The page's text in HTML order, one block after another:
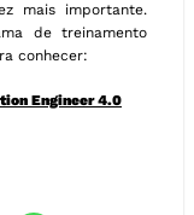
mais importante.
de treinamento
conhecer:
Engineer 4.0